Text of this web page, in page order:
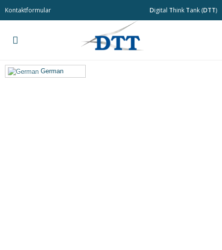
Kontaktformular Digital Think Tank (DTT)
German